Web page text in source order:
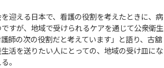
迎える日本で、看護の役割を考えたときに、病
すが、地域で受けられるケアを通じて公衆衛生
師の次の役割だと考えています」と語り、古舘
活を送りたい人にとっての、地域の受け皿にな
。